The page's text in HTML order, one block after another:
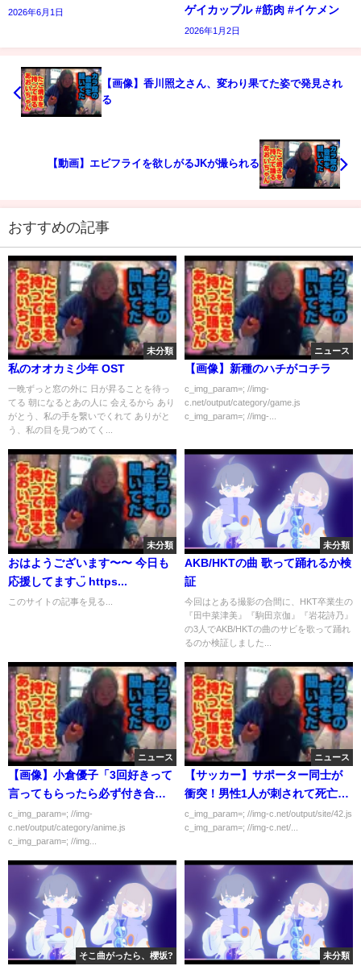
2026年6月1日
ゲイカップル #筋肉 #イケメン
2026年1月2日
【画像】香川照之さん、変わり果てた姿で発見され
る
【動画】エビフライを欲しがるJKが撮られる
おすすめの記事
未分類
私のオオカミ少年 OST
一晩ずっと窓の外に 日が昇ることを待っ
てる 朝になるとあの人に 会えるから あり
がとう、私の手を繋いでくれて ありがと
う、私の目を見つめてく...
ニュース
【画像】新種のハチがコチラ
c_img_param=; //img-
c.net/output/category/game.js
c_img_param=; //img-...
未分類
おはようございます〜〜 今日も
応援してます◡̈ https...
このサイトの記事を見る...
未分類
AKB/HKTの曲 歌って踊れるか検
証
今回はとある撮影の合間に、HKT卒業生の
『田中菜津美』『駒田京伽』『岩花詩乃』
の3人でAKB/HKTの曲のサビを歌って踊れ
るのか検証しました...
ニュース
【画像】小倉優子「3回好きって
言ってもらったら必ず付き合っ
てた」
c_img_param=; //img-
c.net/output/category/anime.js
c_img_param=; //img...
ニュース
【サッカー】サポーター同士が
衝突！男性1人が刺されて死亡…
c_img_param=; //img-c.net/output/site/42.js
c_img_param=; //img-c.net/...
そこ曲がったら、櫻坂? 未分類